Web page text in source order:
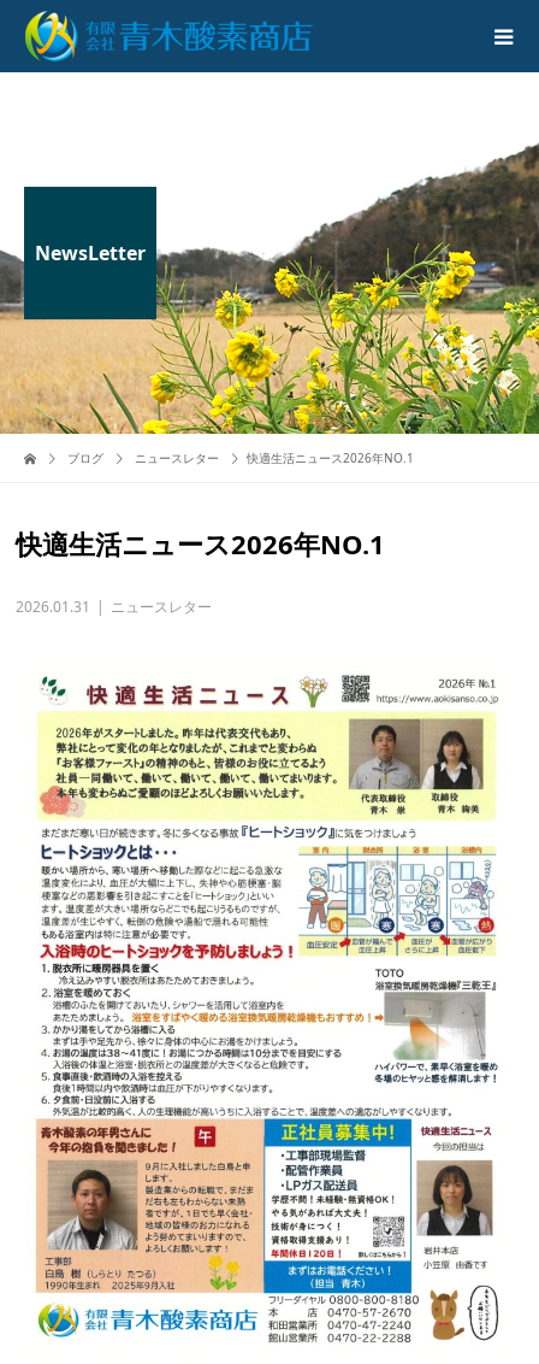
NewsLetter
ブログ ニュースレター 快適生活ニュース2026年NO.1
快適生活ニュース2026年NO.1
2026.01.31 ニュースレター